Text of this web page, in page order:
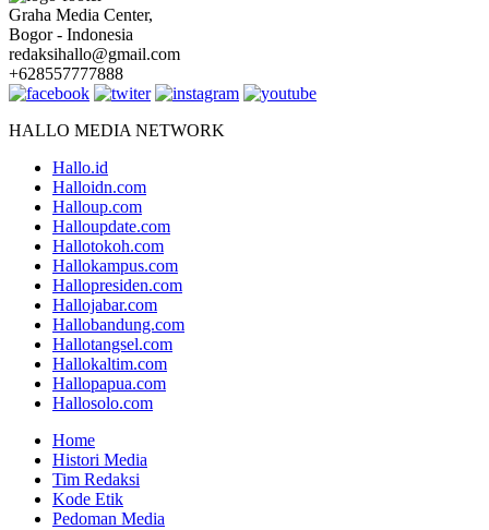
Graha Media Center,
Bogor - Indonesia
redaksihallo@gmail.com
+628557777888
HALLO MEDIA NETWORK
Hallo.id
Halloidn.com
Halloup.com
Halloupdate.com
Hallotokoh.com
Hallokampus.com
Hallopresiden.com
Hallojabar.com
Hallobandung.com
Hallotangsel.com
Hallokaltim.com
Hallopapua.com
Hallosolo.com
Home
Histori Media
Tim Redaksi
Kode Etik
Pedoman Media